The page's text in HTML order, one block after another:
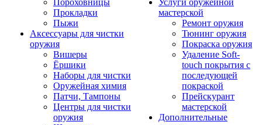
Пороховницы
Прокладки
Пыжи
Аксессуары для чистки
оружия
Вишеры
Ёршики
Наборы для чистки
Оружейная химия
Патчи, Тампоны
Центры для чистки
оружия
Услуги оружейной
мастерской
Ремонт оружия
Тюнинг оружия
Покраска оружия
Удаление Soft-
touch покрытия с
последующей
покраской
Прейскурант
мастерской
Дополнительные